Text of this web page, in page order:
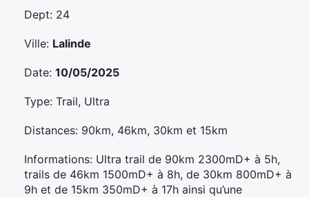
Dept: 24
Ville: Lalinde
Date: 10/05/2025
Type: Trail, Ultra
Distances: 90km, 46km, 30km et 15km
Informations: Ultra trail de 90km 2300mD+ à 5h,
trails de 46km 1500mD+ à 8h, de 30km 800mD+ à
9h et de 15km 350mD+ à 17h ainsi qu’une